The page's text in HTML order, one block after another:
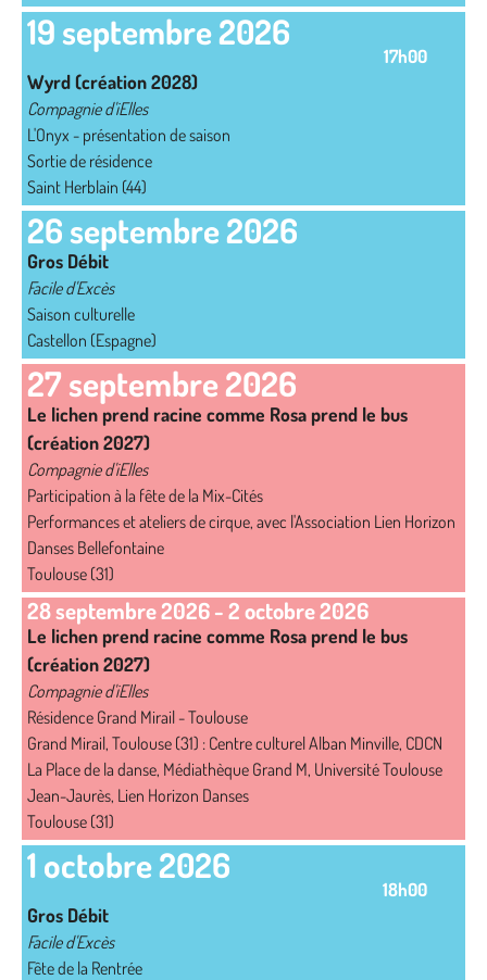
19 septembre 2026
17h00
Wyrd (création 2028)
Compagnie d'iElles
L'Onyx - présentation de saison
Sortie de résidence
Saint Herblain (44)
26 septembre 2026
Gros Débit
Facile d'Excès
Saison culturelle
Castellon (Espagne)
27 septembre 2026
Le lichen prend racine comme Rosa prend le bus
(création 2027)
Compagnie d'iElles
Participation à la fête de la Mix-Cités
Performances et ateliers de cirque, avec l'Association Lien Horizon
Danses Bellefontaine
Toulouse (31)
28 septembre 2026-2 octobre 2026
Le lichen prend racine comme Rosa prend le bus
(création 2027)
Compagnie d'iElles
Résidence Grand Mirail - Toulouse
Grand Mirail, Toulouse (31) : Centre culturel Alban Minville, CDCN
La Place de la danse, Médiathèque Grand M, Université Toulouse
Jean-Jaurès, Lien Horizon Danses
Toulouse (31)
1 octobre 2026
18h00
Gros Débit
Facile d'Excès
Fête de la Rentrée